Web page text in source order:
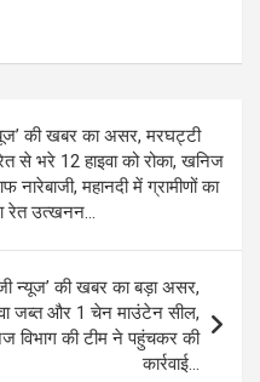
की खबर का असर, मरघट्टी
से भरे 12 हाइवा को रोका, खनिज
महानदी में ग्रामीणों का
रेत उत्खनन…
न्यूज’ की खबर का बड़ा असर,
जब्त और 1 चेन माउंटेन सील,
विभाग की टीम ने पहुंचकर की
कार्रवाई…